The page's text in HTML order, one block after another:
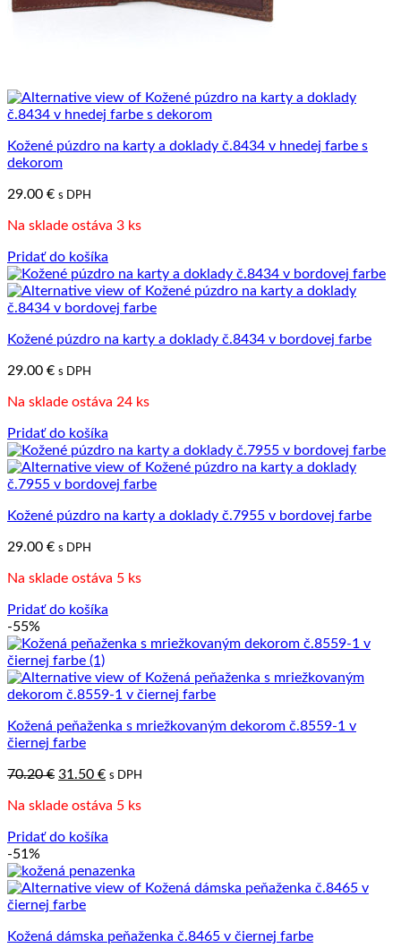
Kožené púzdro na karty a doklady č.8434 v hnedej farbe s
dekorom
29.00 € s DPH
Na sklade ostáva 3 ks
Pridať do košíka
Kožené púzdro na karty a doklady č.8434 v bordovej farbe
29.00 € s DPH
Na sklade ostáva 24 ks
Pridať do košíka
Kožené púzdro na karty a doklady č.7955 v bordovej farbe
29.00 € s DPH
Na sklade ostáva 5 ks
Pridať do košíka
-55%
Kožená peňaženka s mriežkovaným dekorom č.8559-1 v
čiernej farbe
70.20€ Pôvodná
bola:
31.50 €Aktuálna
je:
s DPH
Na sklade ostáva 5 ks
Pridať do košíka
-51%
Kožená dámska peňaženka č.8465 v čiernej farbe